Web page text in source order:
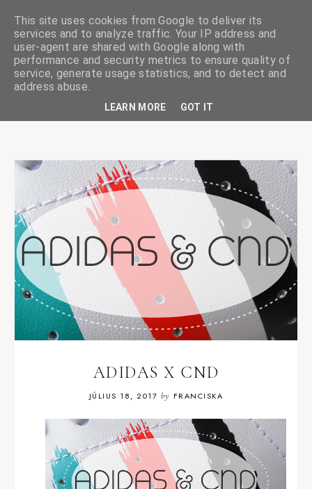
ciskaságok
ADIDAS X CND
JÚLIUS 18, 2017 by FRANCISKA
This site uses cookies from Google to deliver its
services and to analyze traffic. Your IP address and
user-agent are shared with Google along with
performance and security metrics to ensure quality of
service, generate usage statistics, and to detect and
address abuse.
LEARN MORE GOT IT